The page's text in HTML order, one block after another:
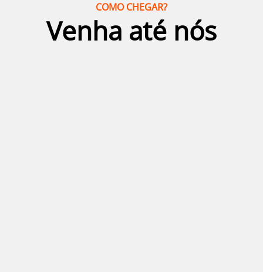
COMO CHEGAR?
Venha até nós